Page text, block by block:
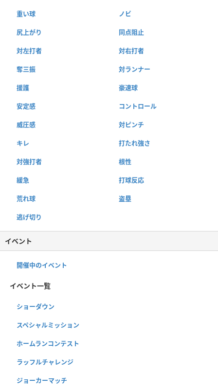
重い球 ノビ
尻上がり 同点阻止
対左打者 対右打者
奪三振 対ランナー
援護 豪速球
安定感 コントロール
威圧感 対ピンチ
キレ 打たれ強さ
対強打者 根性
緩急 打球反応
荒れ球 盗塁
逃げ切り
イベント
開催中のイベント
イベント一覧
ショーダウン
スペシャルミッション
ホームランコンテスト
ラッフルチャレンジ
ジョーカーマッチ